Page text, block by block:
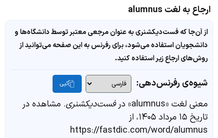
ارجاع به لغت alumnus
از آن‌جا که فست‌دیکشنری به عنوان مرجعی معتبر توسط دانشگاه‌ها و
دانشجویان استفاده می‌شود، برای رفرنس به این صفحه می‌توانید از
روش‌های ارجاع زیر استفاده کنید.
شیوه‌ی رفرنس‌دهی: کپی
معنی لغت «alumnus» در فست‌دیکشنری. مشاهده در
تاریخ ۱۵ مرداد ۱۴۰۵، از
https://fastdic.com/word/alumnus